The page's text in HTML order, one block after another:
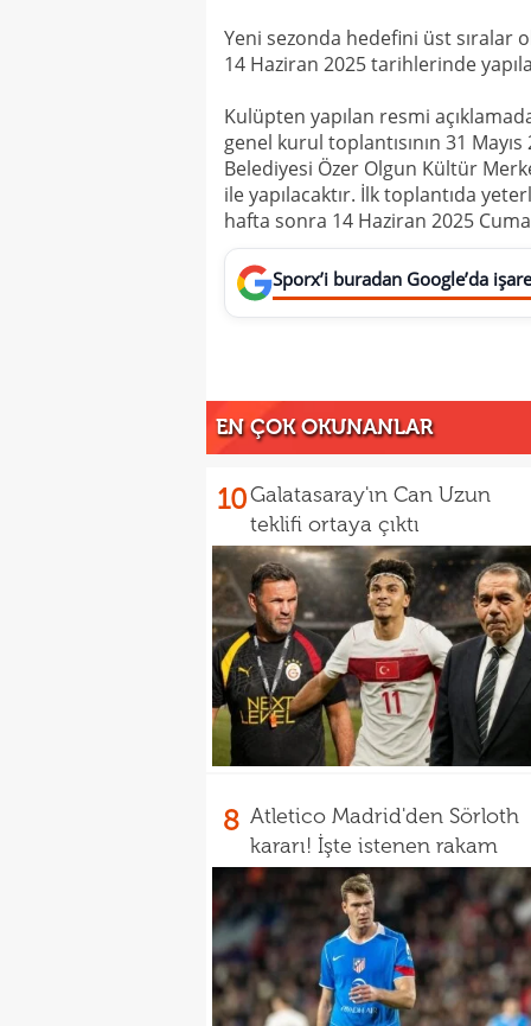
Yeni sezonda hedefini üst sıralar
14 Haziran 2025 tarihlerinde
Kulüpten yapılan resmi
genel kurul toplantısının 31
Belediyesi Özer Olgun Kültür
ile yapılacaktır. İlk toplantıda
hafta sonra 14 Haziran 2025
Sporx’i buradan Google’da
EN ÇOK OKUNANLAR
10Galatasaray'ın Can Uzun
teklifi ortaya çıktı
8 Atletico Madrid'den Sörloth
kararı! İşte istenen rakam